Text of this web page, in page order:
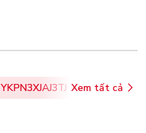
YKPN3XJAJ3TJ Xem tất cả